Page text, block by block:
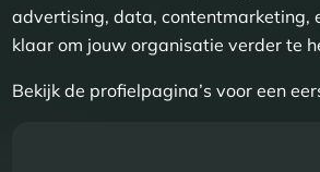
advertising, data, contentmarketing,
klaar om jouw organisatie verder te
Bekijk de profielpagina’s voor een